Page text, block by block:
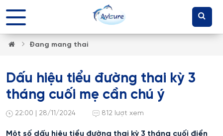
Đang mang thai
Dấu hiệu tiểu đường thai kỳ 3
tháng cuối mẹ cần chú ý
22:00 | 28/11/2024 812 lượt xem
Một số dấu hiệu tiểu đường thai kỳ 3 tháng cuối điển